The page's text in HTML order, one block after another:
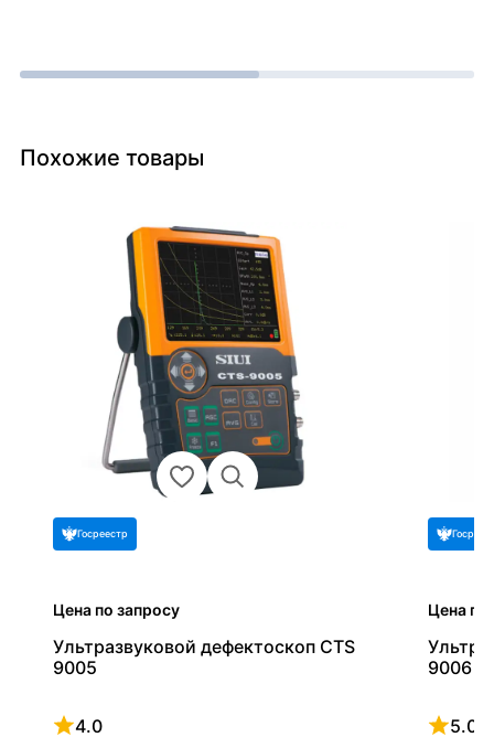
Похожие товары
Госреестр
Цена по запросу
Ультразвуковой дефектоскоп CTS
9005
4.0
Рейтинг 4 из 5
Цена по
9006
5.0